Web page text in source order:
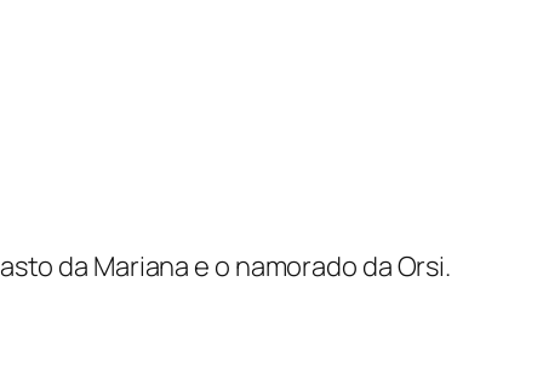
da Mariana e o namorado da Orsi.